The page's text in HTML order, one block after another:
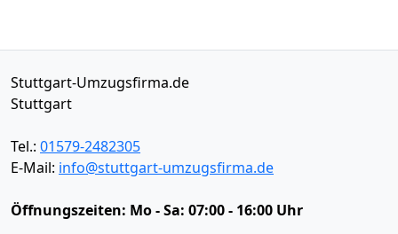
Stuttgart-Umzugsfirma.de
Stuttgart
Tel.: 01579-2482305
E-Mail: info@stuttgart-umzugsfirma.de
Öffnungszeiten: Mo - Sa: 07:00 - 16:00 Uhr